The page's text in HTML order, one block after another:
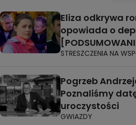
Eliza odkrywa
opowiada o
STRESZCZENIA NA
Pogrzeb
Poznaliśmy
uroczystości
GWIAZDY